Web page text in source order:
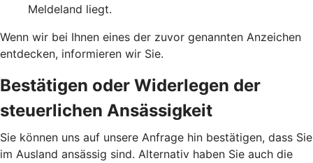
Meldeland liegt.
Wenn wir bei Ihnen eines der zuvor genannten Anzeichen
entdecken, informieren wir Sie.
Bestätigen oder Widerlegen der
steuerlichen Ansässigkeit
Sie können uns auf unsere Anfrage hin bestätigen, dass Sie
im Ausland ansässig sind. Alternativ haben Sie auch die